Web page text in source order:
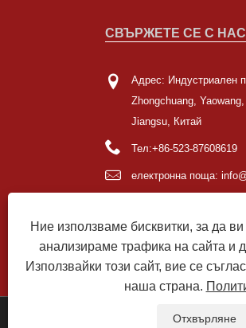
СВЪРЖЕТЕ СЕ С НАС
Адрес: Индустриален
Zhongchuang,
Jiangsu, Китай
Тел:+86-523-87608619
електронна поща:
Ние използваме бисквитки, за да
анализираме трафика на сайта и
Използвайки този сайт, вие се
наша страна.
Отхвърляне